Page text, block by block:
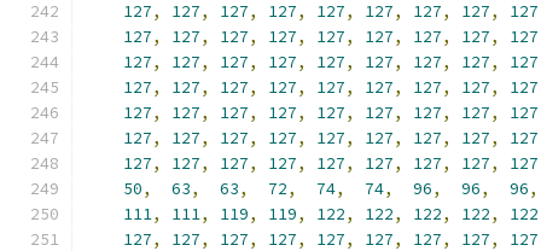
127, 127, 127, 127, 127, 127, 127, 127, 127
127, 127, 127, 127, 127, 127, 127, 127, 127
127, 127, 127, 127, 127, 127, 127, 127, 127
127, 127, 127, 127, 127, 127, 127, 127, 127
127, 127, 127, 127, 127, 127, 127, 127, 127
127, 127, 127, 127, 127, 127, 127, 127, 127
127, 127, 127, 127, 127, 127, 127, 127, 127
50, 63, 63, 72, 74, 74, 96, 96, 96,
111, 111, 119, 119, 122, 122, 122, 122, 122
127, 127, 127, 127, 127, 127, 127, 127, 127